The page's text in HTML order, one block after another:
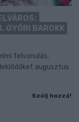
GYŐRI BAROKK
felvonulás,
augusztus
Szólj hozzá!